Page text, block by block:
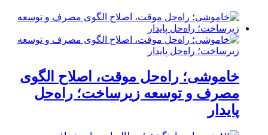
خاموشی؛ راه‌حل موقت، اصلاح الگوی
مصرف و توسعه زیرساخت؛ راه‌حل
پایدار